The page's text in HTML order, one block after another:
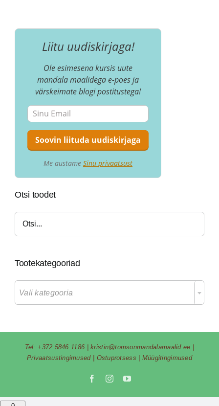
Liitu uudiskirjaga!
Ole esimesena kursis uute
mandala maalidega e-poes ja
värskeimate blogi postitustega!
Me austame Sinu privaatsust
Otsi toodet
Tootekategooriad
Vali kategooria
Tel: +372 5846 1186 |kristin@tomsonmandalamaalid.ee
Privaatsustingimused| Ostuprotsess Müügitingimused
FacebookInstagramYouTube